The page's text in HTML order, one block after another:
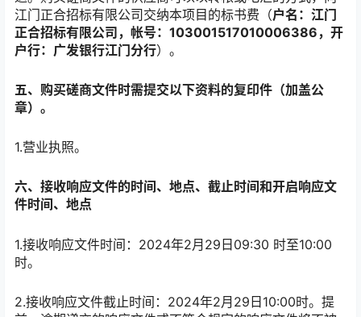
江门正合招标有限公司交纳本项目的标书费（户名：江门
正合招标有限公司，帐号：103001517010006386，开
户行：广发银行江门分行）。
五、购买磋商文件时需提交以下资料的复印件（加盖公
章）。
1.营业执照。
六、接收响应文件的时间、地点、截止时间和开启响应文
件时间、地点
1.接收响应文件时间：2024年2月29日09:30 时至10:00
时。
2.接收响应文件截止时间：2024年2月29日10:00时。提